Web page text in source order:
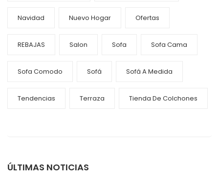
Navidad Nuevo Hogar Ofertas
REBAJAS Salon Sofa Sofa Cama
Sofa Comodo Sofá Sofá A Medida
Tendencias Terraza Tienda De Colchones
ÚLTIMAS NOTICIAS